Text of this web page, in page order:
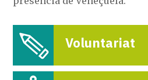
Voluntariat